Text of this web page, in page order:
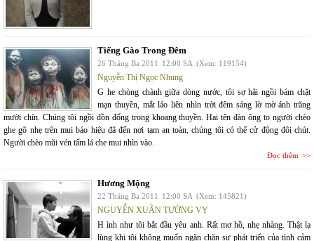
Tiếng Gào Trong Đêm
26 Tháng Ba 2011 12:00 SA (Xem: 119154)
Nguyễn Thị Ngọc Nhung
G he chòng chành giữa dòng nước, tôi sợ hãi ngồi bám chặt
mạn thuyền, mắt láo liên nhìn trời đêm sáng lờ mờ ánh trăng
mười chín. Chúng tôi ngồi dồn đống trong khoang thuyền. Hai tên đàn ông to người chèo
ghe gõ nhẹ trên mui báo hiệu đã đến nơi tạm an toàn, chúng tôi có thể cử động đôi chút.
Người chèo mũi vén tấm lá che mui nhìn vào.
Đọc thêm
Hương Mộng
22 Tháng Ba 2011 12:00 SA (Xem: 145821)
NGUYỄN XUÂN TƯỜNG VY
H ình như tôi bắt đầu yêu anh. Rất mơ hồ, nhẹ nhàng. Thật lạ
lùng khi tôi không muốn ngăn chặn sự phát triển của tình cảm